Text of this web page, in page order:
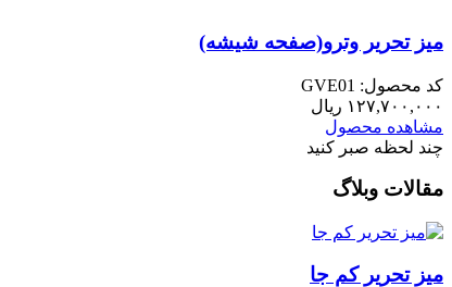
میز تحریر وترو(صفحه شیشه)
کد محصول: GVE01
۱۲۷,۷۰۰,۰۰۰ ریال
مشاهده محصول
چند لحظه صبر کنید
مقالات وبلاگ
میز تحریر کم جا